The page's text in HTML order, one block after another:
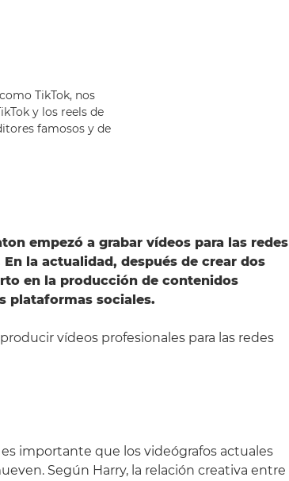
TikTok, nos
y los reels de
famosos y de
empezó a grabar vídeos para las redes
la actualidad, después de crear dos
en la producción de contenidos
plataformas sociales.
vídeos profesionales para las redes
importante que los videógrafos actuales
Según Harry, la relación creativa entre